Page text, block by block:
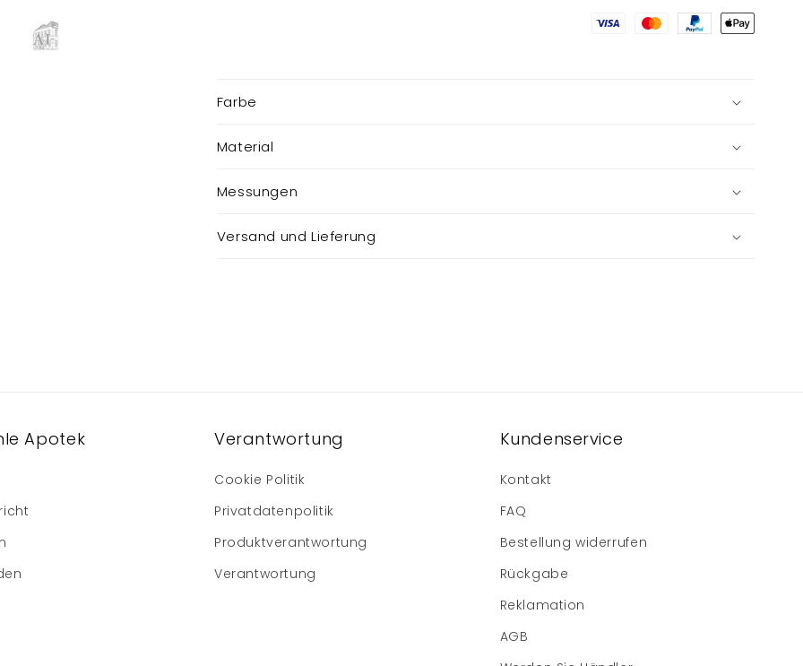
Farbe
Material
Messungen
Versand und Lieferung
Apotek Verantwortung
Cookie Politik
Privatdatenpolitik
Produktverantwortung
Verantwortung
Kundenservice
Kontakt
FAQ
Bestellung widerrufen
Rückgabe
Reklamation
AGB